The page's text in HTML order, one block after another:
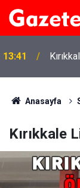
13:41
Anasayfa
Kırıkkale